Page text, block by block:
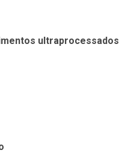
ultraprocessados